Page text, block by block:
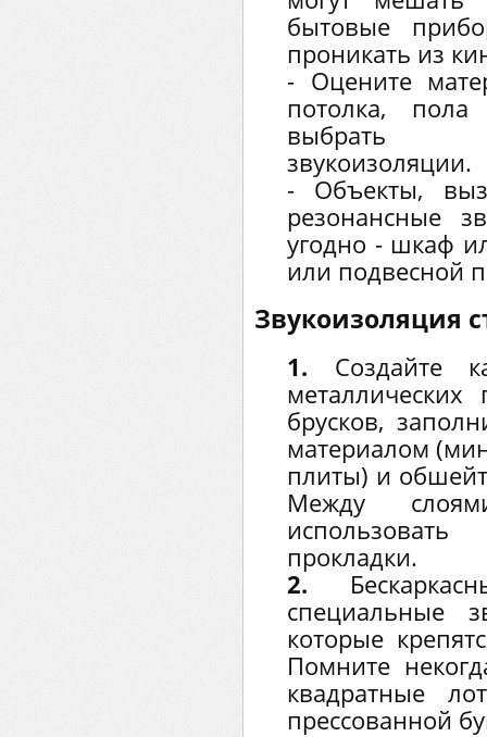
бытовые
проникать из
- Оцените
потолка,
выбрать
звукоизоляции.
- Объекты,
резонансные
угодно - шкаф
или подвесной
Звукоизоляция
1. Создайте
брусков,
материалом
плиты) и
Между
прокладки.
2.
специальные
которые
Помните
квадратные
прессованной